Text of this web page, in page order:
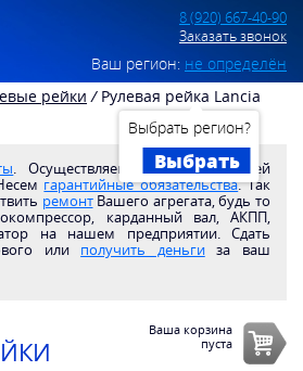
8 (920) 667-40-90
Заказать звонок
Ваш регион: не определён
Выбрать регион?
Выбрать
рейки / Рулевая рейка Lancia
. Осуществляем доставкупо всей
гарантийные обязательства. Так
ремонтВашего агрегата, будь то
карданный вал, АКПП,
на нашем предприятии. Сдать
или получить деньгиза ваш
Ваша корзина
пуста